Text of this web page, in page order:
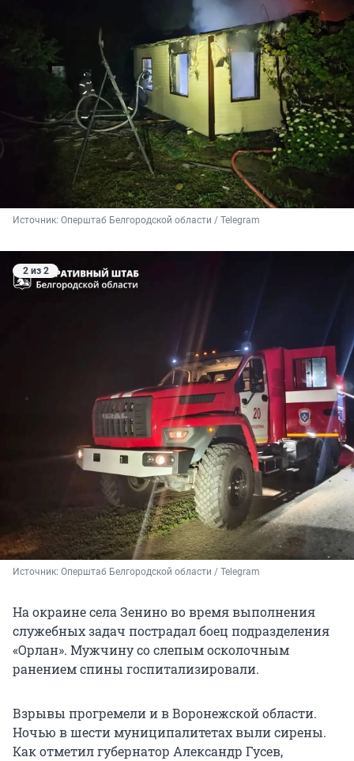
Источник: Оперштаб Белгородской области / Telegram
2 из 2
Источник: Оперштаб Белгородской области / Telegram
​​​​​​​На окраине села Зенино во время выполнения
служебных задач пострадал боец подразделения
«Орлан». Мужчину со слепым осколочным
ранением спины госпитализировали.
Взрывы прогремели и в Воронежской области.
Ночью в шести муниципалитетах выли сирены.
Как отметил губернатор Александр Гусев,